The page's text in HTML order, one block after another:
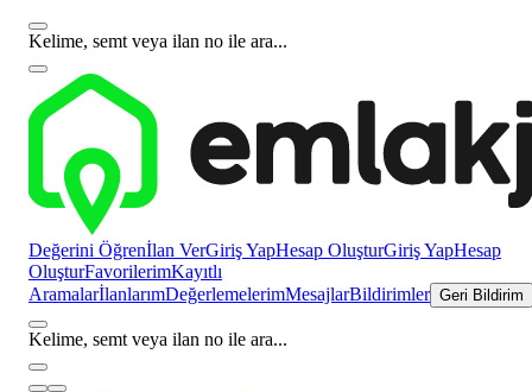
Kelime, semt veya ilan no ile ara...
Değerini Öğrenİlan VerGiriş YapHesap OluşturGiriş YapHesap
OluşturFavorilerimKayıtlı
AramalarİlanlarımDeğerlemelerimMesajlarBildirimler Geri Bildirim
Kelime, semt veya ilan no ile ara...